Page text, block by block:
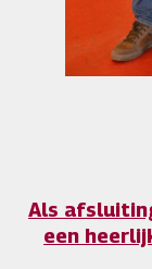
Als
een